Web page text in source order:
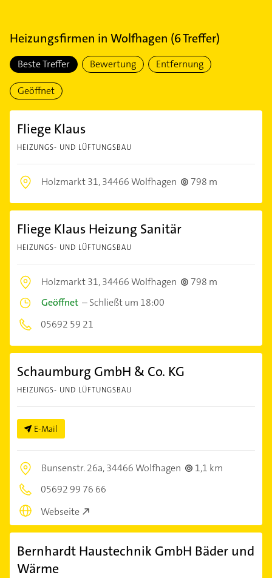
Heizungsfirmen in Wolfhagen (6Treffer)
Beste Treffer Bewertung Entfernung
Geöffnet
Fliege Klaus
HEIZUNGS- UND LÜFTUNGSBAU
Holzmarkt 31,34466 Wolfhagen 798 m
Fliege Klaus Heizung Sanitär
HEIZUNGS- UND LÜFTUNGSBAU
Holzmarkt 31,34466 Wolfhagen
798 m
Geöffnet –Schließt um 18:00
05692 59 21
Schaumburg GmbH & Co. KG
HEIZUNGS- UND LÜFTUNGSBAU
E-Mail
Bunsenstr. 26a,34466 Wolfhagen
1,1 km
05692 99 76 66
Webseite
Bernhardt Haustechnik GmbH Bäder und
Wärme